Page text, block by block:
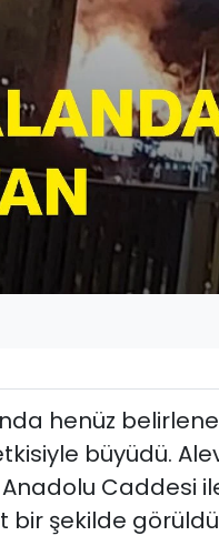
henüz
büyüdü.
Caddesi
bir şekilde